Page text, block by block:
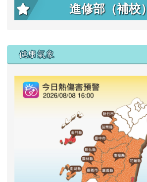
進修部（補校）
右邊區域內容
健康氣象